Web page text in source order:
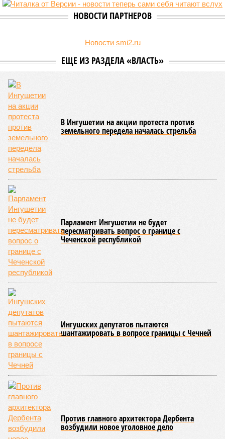
НОВОСТИ ПАРТНЕРОВ
Новости smi2.ru
ЕЩЕ ИЗ РАЗДЕЛА «ВЛАСТЬ»
В Ингушетии на акции протеста против
земельного передела началась стрельба
Парламент Ингушетии не будет
пересматривать вопрос о границе с
Чеченской республикой
Ингушских депутатов пытаются
шантажировать в вопросе границы с Чечней
Против главного архитектора Дербента
возбудили новое уголовное дело